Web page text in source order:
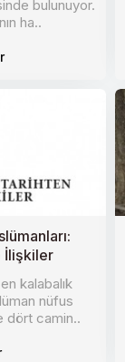
bulunuyor.
ha..
İlişkiler
kalabalık
nüfus
dört camin..